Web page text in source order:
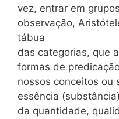
vez, entrar em
observação,
tábua
das categorias, que
formas de
nossos conceitos ou
essência
da quantidade,